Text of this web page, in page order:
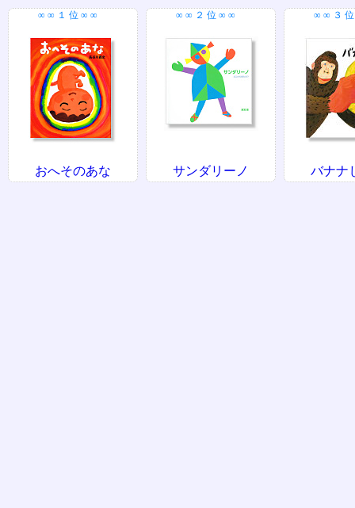
∞∞１位∞∞
おへそのあな
∞∞２位∞∞
サンダリーノ
∞∞３
バナナ